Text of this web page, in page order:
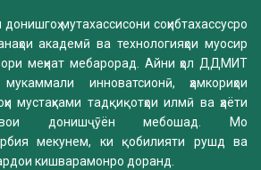
мутахассисони соҳибтахассусро
академӣ ва технологияҳои муосир
меҳнат мебарорад. Айни ҳол ДДМИТ
инноватсионӣ, ҳамкориҳои
мустаҳками тадқиқотҳои илмӣ ва ҳаёти
донишҷӯён мебошад. Мо
мекунем, ки қобилияти рушд ва
кишварамонро доранд.